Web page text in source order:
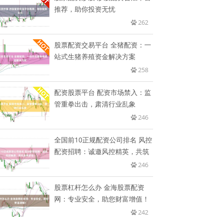
推荐，助你投资无忧
262
股票配资交易平台 全猪配资：一
站式生猪养殖资金解决方案
258
配资股票平台 配资市场禁入：监
管重拳出击，肃清行业乱象
246
全国前10正规配资公司排名 风控
配资招聘：诚邀风控精英，共筑
246
股票杠杆怎么办 金海股票配资
网：专业安全，助您财富增值！
242